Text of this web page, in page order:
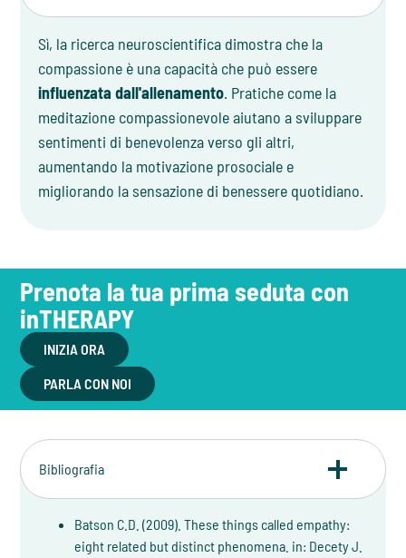
Sì, la ricerca neuroscientifica dimostra che la
compassione è una capacità che può essere
influenzata dall'allenamento. Pratiche come la
meditazione compassionevole aiutano a sviluppare
sentimenti di benevolenza verso gli altri,
aumentando la motivazione prosociale e
migliorando la sensazione di benessere quotidiano.
Prenota la tua prima seduta con
inTHERAPY
INIZIA ORA
PARLA CON NOI
Bibliografia
Batson C.D. (2009). These things called empathy:
eight related but distinct phenomena. in: Decety J.